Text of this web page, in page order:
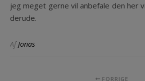
jeg meget gerne vil anbefale den her
derude.
AfJonas
FORRIGE